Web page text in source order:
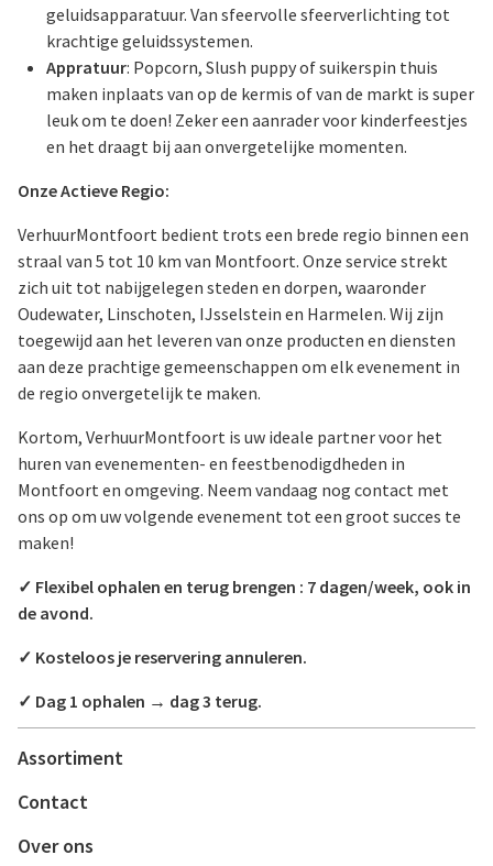
geluidsapparatuur. Van sfeervolle sfeerverlichting tot
krachtige geluidssystemen.
Appratuur: Popcorn, Slush puppy of suikerspin thuis
maken inplaats van op de kermis of van de markt is super
leuk om te doen! Zeker een aanrader voor kinderfeestjes
en het draagt bij aan onvergetelijke momenten.
Onze Actieve Regio:
VerhuurMontfoort bedient trots een brede regio binnen een
straal van 5 tot 10 km van Montfoort. Onze service strekt
zich uit tot nabijgelegen steden en dorpen, waaronder
Oudewater, Linschoten, IJsselstein en Harmelen. Wij zijn
toegewijd aan het leveren van onze producten en diensten
aan deze prachtige gemeenschappen om elk evenement in
de regio onvergetelijk te maken.
Kortom, VerhuurMontfoort is uw ideale partner voor het
huren van evenementen- en feestbenodigdheden in
Montfoort en omgeving. Neem vandaag nog contact met
ons op om uw volgende evenement tot een groot succes te
maken!
✓ Flexibel ophalen en terug brengen : 7 dagen/week, ook in
de avond.
✓ Kosteloos je reservering annuleren.
✓ Dag 1 ophalen → dag 3 terug.
Assortiment
Contact
Over ons